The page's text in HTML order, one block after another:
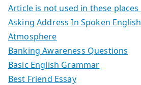
Article is not used in these places
Asking Address In Spoken English
Atmosphere
Banking Awareness Questions
Basic English Grammar
Best Friend Essay